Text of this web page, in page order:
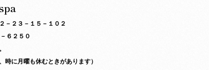
－２３－１５－１０２
６２５０
時に月曜も休むときがあります）